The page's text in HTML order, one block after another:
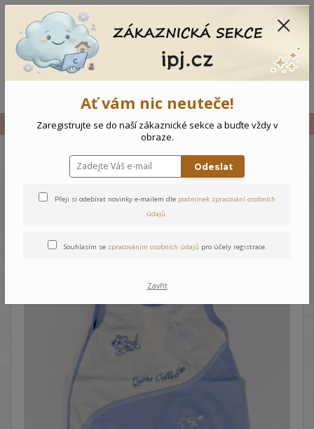
Vše Novorozenecké dupačky Tygřík
Novorozenecké dupačky
Tygřík
Ať vám nic neuteče!
Zaregistrujte se do naší zákaznické sekce a buďte vždy v
obraze.
Odeslat
Přeji si odebírat novinky e-mailem dle podmínek zpracování osobních
údajů.
Souhlasím se zpracováním osobních údajů pro účely registrace.
Zavřít